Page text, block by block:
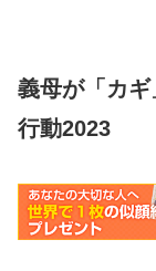
義母が「カ
行動2023